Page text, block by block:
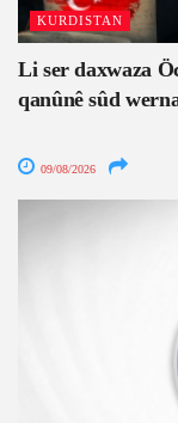
KURDISTAN
Li ser daxwaza
qanûnê sûd
09/08/2026